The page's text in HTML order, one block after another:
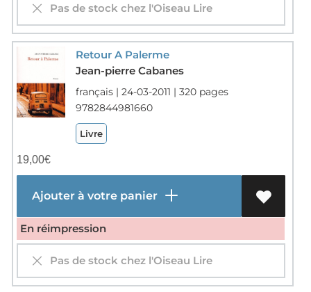
Pas de stock chez l'Oiseau Lire
Retour A Palerme
Jean-pierre Cabanes
français | 24-03-2011 | 320 pages
9782844981660
Livre
19,00€
Ajouter à votre panier
En réimpression
Pas de stock chez l'Oiseau Lire